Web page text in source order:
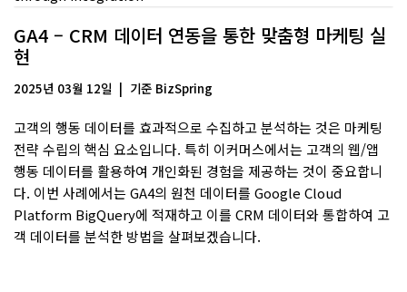
GA4 – CRM 데이터 연동을 통한 맞춤형 마케팅 실
현
2025년 03월 12일 기준 BizSpring
고객의 행동 데이터를 효과적으로 수집하고 분석하는 것은 마케팅
전략 수립의 핵심 요소입니다. 특히 이커머스에서는 고객의 웹/앱
행동 데이터를 활용하여 개인화된 경험을 제공하는 것이 중요합니
다. 이번 사례에서는 GA4의 원천 데이터를 Google Cloud
Platform BigQuery에 적재하고 이를 CRM 데이터와 통합하여 고
객 데이터를 분석한 방법을 살펴보겠습니다.